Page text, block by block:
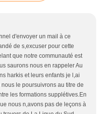
d'envoyer un mail à ce
de s,excuser pour cette
que notre communauté est
saurons nous en rappeler Au
harkis et leurs enfants je l,ai
le poursuivrons au titre de
les formations supplétives.En
nous n,avons pas de leçons à